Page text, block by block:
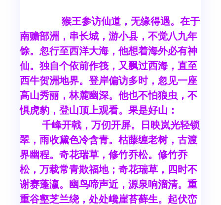
猴王参访仙道，无缘得遇。在于
南赡部洲，串长城，游小县，不觉八九年
馀。忽行至西洋大海，他想着海外必有神
仙。独自个依前作筏，又飘过西海，直至
西牛贺洲地界。登岸偏访多时，忽见一座
高山秀丽，林麓幽深。他也不怕狼虫，不
惧虎豹，登山顶上观看。果是好山：
千峰开戟，万仞开屏。日映岚光轻锁
翠，雨收黛色冷含青。枯藤缠老树，古渡
界幽程。奇花瑞草，修竹乔松。修竹乔
松，万载常青欺福地；奇花瑞草，四时不
谢赛蓬瀛。幽鸟啼声近，源泉响溜清。重
重谷壑芝兰绕，处处巉崖苔藓生。起伏峦